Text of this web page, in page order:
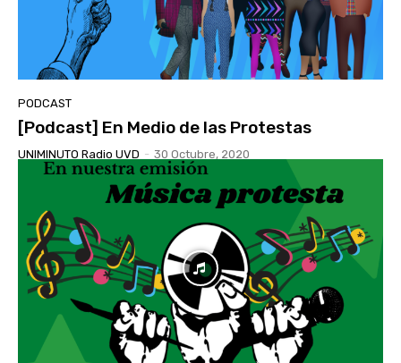
PODCAST
[Podcast] En Medio de las Protestas
UNIMINUTO Radio UVD - 30 Octubre, 2020